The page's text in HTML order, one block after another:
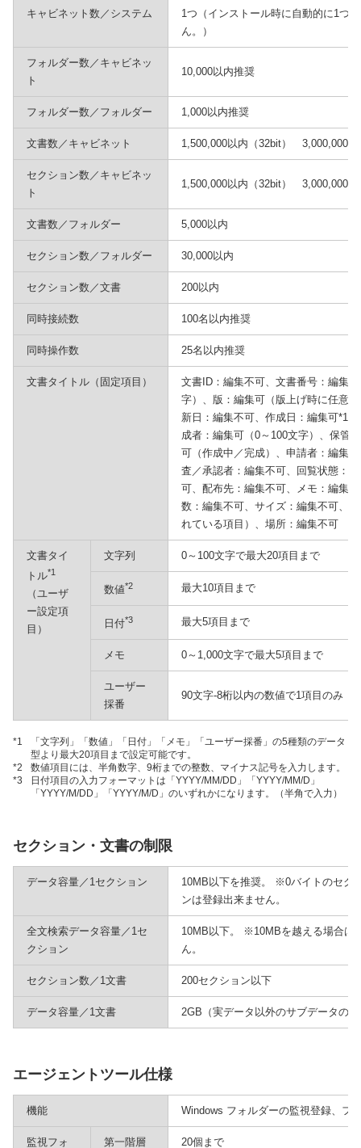
キャビネット数／システム
1つ（インストール時に自動的に1つ
ん。）
フォルダー数／キャビネッ
ト
10,000以内推奨
フォルダー数／フォルダー 1,000以内推奨
文書数／キャビネット 1,500,000以内（32bit） 3,000,000以
セクション数／キャビネッ
ト
1,500,000以内（32bit） 3,000,000以
文書数／フォルダー 5,000以内
セクション数／フォルダー 30,000以内
セクション数／文書 200以内
同時接続数 100名以内推奨
同時操作数 25名以内推奨
文書タイトル（固定項目）
文書ID：編集不可、文書番号：編集
字）、版：編集可（版上げ時に任意
新日：編集不可、作成日：編集可*1
成者：編集可（0～100文字）、保管
可（作成中／完成）、申請者：編集
査／承認者：編集不可、回覧状態：
可、配布先：編集不可、メモ：編集
数：編集不可、サイズ：編集不可、
れている項目）、場所：編集不可
文書タイ
トル*1
（ユーザ
ー設定項
目）
文字列 0～100文字で最大20項目まで
数値*2 最大10項目まで
日付*3 最大5項目まで
メモ 0～1,000文字で最大5項目まで
ユーザー
採番
90文字-8桁以内の数値で1項目のみ
*1
「文字列」「数値」「日付」「メモ」「ユーザー採番」の5種類のデータ
型より最大20項目まで設定可能です。
*2
数値項目には、半角数字、9桁までの整数、マイナス記号を入力します。
*3
日付項目の入力フォーマットは「YYYY/MM/DD」「YYYY/MM/D」
「YYYY/M/DD」「YYYY/M/D」のいずれかになります。（半角で入力）
セクション・文書の制限
データ容量／1セクション
10MB以下を推奨。 ※0バイトのセク
ンは登録出来ません。
全文検索データ容量／1セ
クション
10MB以下。 ※10MBを越える場合は
ん。
セクション数／1文書 200セクション以下
データ容量／1文書 2GB（実データ以外のサブデータの
エージェントツール仕様
機能 Windows フォルダーの監視登録、フ
監視フォ
第一階層 20個まで